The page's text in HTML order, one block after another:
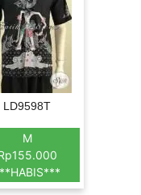
LD9598T
M